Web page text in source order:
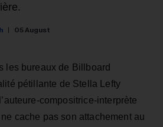
05 August
les bureaux de Billboard
pétillante de Stella Lefty
compositrice-interprète
cache pas son attachement au